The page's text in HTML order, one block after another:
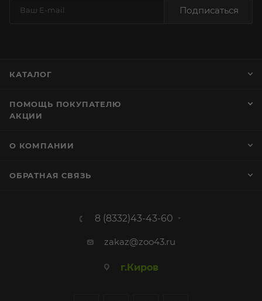
Подписаться
КАТАЛОГ
ПОМОЩЬ ПОКУПАТЕЛЮ
АКЦИИ
О КОМПАНИИ
ОБРАТНАЯ СВЯЗЬ
8 (8332)43-43-60
zakaz@zoo43.ru
г.Киров